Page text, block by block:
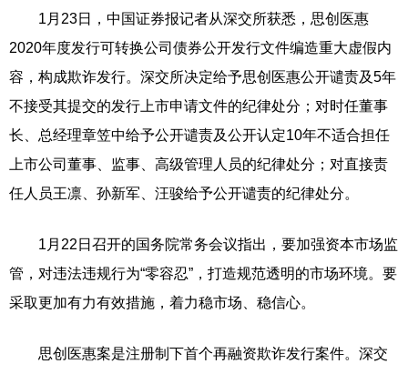
1月23日，中国证券报记者从深交所获悉，思创医惠
2020年度发行可转换公司债券公开发行文件编造重大虚假内
容，构成欺诈发行。深交所决定给予思创医惠公开谴责及5年
不接受其提交的发行上市申请文件的纪律处分；对时任董事
长、总经理章笠中给予公开谴责及公开认定10年不适合担任
上市公司董事、监事、高级管理人员的纪律处分；对直接责
任人员王凛、孙新军、汪骏给予公开谴责的纪律处分。
1月22日召开的国务院常务会议指出，要加强资本市场监
管，对违法违规行为“零容忍”，打造规范透明的市场环境。要
采取更加有力有效措施，着力稳市场、稳信心。
思创医惠案是注册制下首个再融资欺诈发行案件。深交